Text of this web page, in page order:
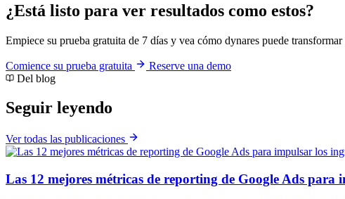
¿Está listo para ver resultados como estos?
Empiece su prueba gratuita de 7 días y vea cómo dynares puede
Comience su prueba gratuita
Reserve una demo
Del blog
Seguir leyendo
Ver todas las publicaciones
Las 12 mejores métricas de reporting de Google Ads para